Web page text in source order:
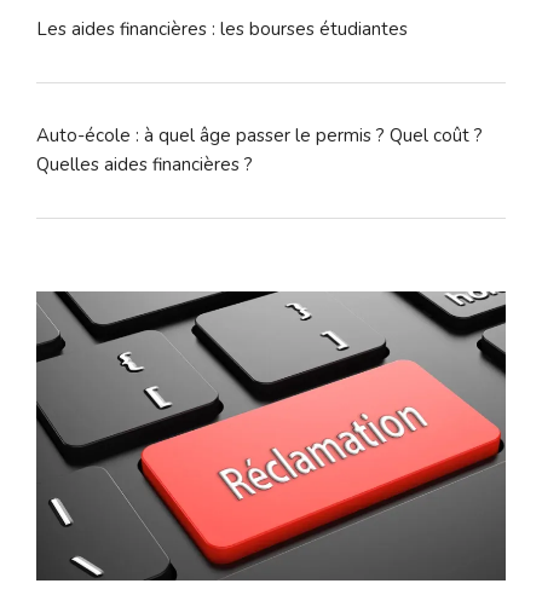
Les aides financières : les bourses étudiantes
Auto-école : à quel âge passer le permis ? Quel coût ?
Quelles aides financières ?